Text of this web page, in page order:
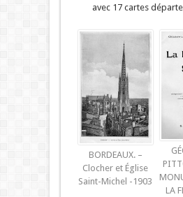
avec 17 cartes
BORDEAUX. –
Clocher et Église
Saint-Michel -1903
LA